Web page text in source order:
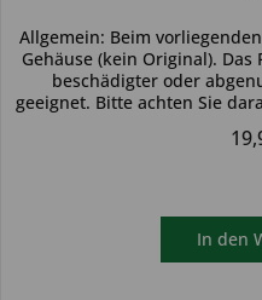
Allgemein: Beim
Gehäuse (kein Original).
beschädigter oder
geeignet. Bitte achten Sie
In den